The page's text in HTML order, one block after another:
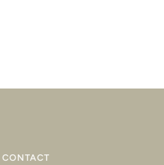
CONTACT